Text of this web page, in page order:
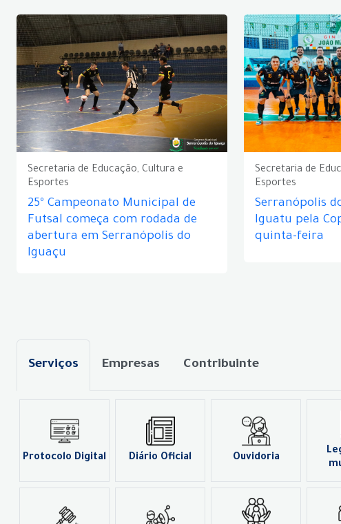
Secretaria de Educação, Cultura e
Esportes
25º Campeonato Municipal de
Futsal começa com rodada de
abertura em Serranópolis do
Iguaçu
Secretaria de
Esportes
Serranópolis
Iguatu pela
quinta-feira
Serviços Empresas Contribuinte
Protocolo Digital Diário Oficial Ouvidoria